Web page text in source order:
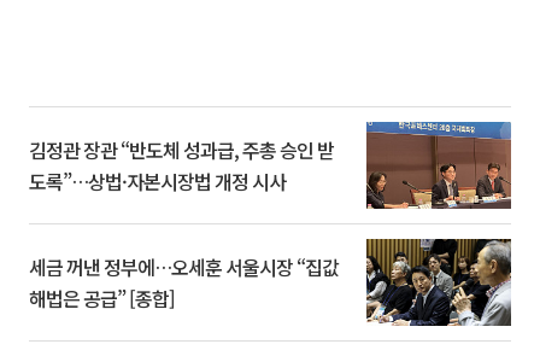
김정관 장관 “반도체 성과급, 주총 승인 받
도록”…상법·자본시장법 개정 시사
세금 꺼낸 정부에…오세훈 서울시장 “집값
해법은 공급” [종합]